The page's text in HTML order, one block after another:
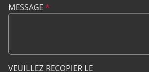
MESSAGE *
VEUILLEZ RECOPIER LE